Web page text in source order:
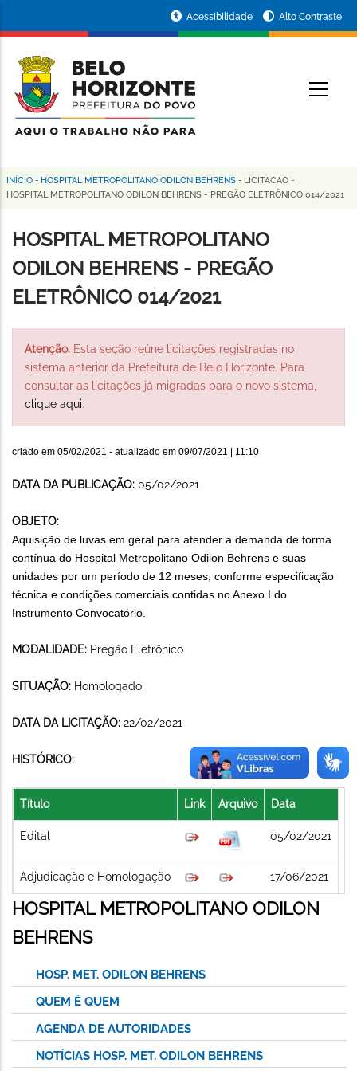
conteúdo
principal
da
Prefeitura
de
Horizonte
Acessibilidade Alto Contraste
Trilha
navegação
INÍCIO - HOSPITAL METROPOLITANO ODILON BEHRENS - LICITACAO -
HOSPITAL METROPOLITANO ODILON BEHRENS - PREGÃO ELETRÔNICO 014/2021
HOSPITAL METROPOLITANO
ODILON BEHRENS - PREGÃO
ELETRÔNICO 014/2021
Atenção: Esta seção reúne licitações registradas no
sistema anterior da Prefeitura de Belo Horizonte. Para
consultar as licitações já migradas para o novo sistema,
clique aqui.
criado em 05/02/2021 - atualizado em 09/07/2021 | 11:10
DATA DA PUBLICAÇÃO: 05/02/2021
OBJETO:
Aquisição de luvas em geral para atender a demanda de forma
contínua do Hospital Metropolitano Odilon Behrens e suas
unidades por um período de 12 meses, conforme especificação
técnica e condições comerciais contidas no Anexo I do
Instrumento Convocatório.
MODALIDADE: Pregão Eletrônico
SITUAÇÃO: Homologado
DATA DA LICITAÇÃO: 22/02/2021
HISTÓRICO:
Título Link Arquivo Data
Edital 05/02/2021
Adjudicação e Homologação 17/06/2021
HOSPITAL METROPOLITANO ODILON
BEHRENS
HOSP. MET. ODILON BEHRENS
QUEM É QUEM
AGENDA DE AUTORIDADES
NOTÍCIAS HOSP. MET. ODILON BEHRENS